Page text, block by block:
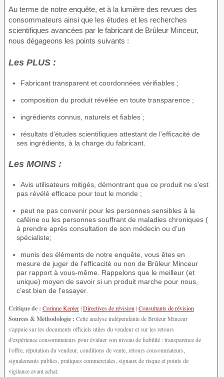
Au terme de notre enquête, et à la lumière des revues des
consommateurs ainsi que les études et les recherches
scientifiques avancées par le fabricant de Brûleur Minceur,
nous dégageons les points suivants :
Les PLUS :
Fabricant transparent et coordonnées vérifiables ;
composition du produit révélée en toute transparence ;
ingrédients connus, naturels et fiables ;
résultats d’études scientifiques attestant de l’efficacité de
ses ingrédients, à la charge du fabricant.
Les MOINS :
Avis utilisateurs mitigés, démontrant que ce produit ne s’est
pas révélé efficace pour tout le monde ;
peut ne pas convenir pour les personnes sensibles à la
caféine ou les personnes souffrant de maladies chroniques (
à prendre après consultation de son médecin ou d’un
spécialiste;
munis des éléments de notre enquête, vous êtes en
mesure de juger de l’efficacité ou non de Brûleur Minceur
par rapport à vous-même. Rappelons que le meilleur (et
unique) moyen de savoir si un produit marche pour nous,
c’est bien de l’essayer.
Critique de : Corinne Kepler|Directives de révision|Consultants de révision
Sources & Méthodologie : Cette analyse indépendante de Brûleur Minceur
s'appuie sur les documents officiels utiles du vendeur et sur les retours
d'expérience consommateurs pour évaluer son niveau de fiabilité : transparence de
l’offre, réputation du vendeur, conditions de vente, retours consommateurs,
signalements publics, pratiques commerciales, signaux de risque et points de
vigilance avant achat.